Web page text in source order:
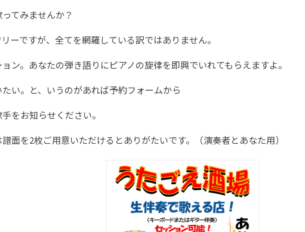
てみませんか？
ーですが、全てを網羅している訳ではありません。
ン。あなたの弾き語りにピアノの旋律を即興でいれてもらえますよ。
たい。と、いうのがあれば予約フォームから
をお知らせください。
面を2枚ご用意いただけるとありがたいです。（演奏者とあなた用）